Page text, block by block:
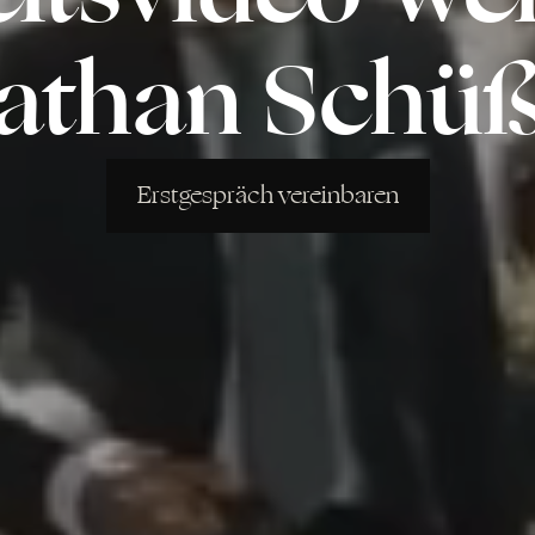
Erstgespräch vereinbaren